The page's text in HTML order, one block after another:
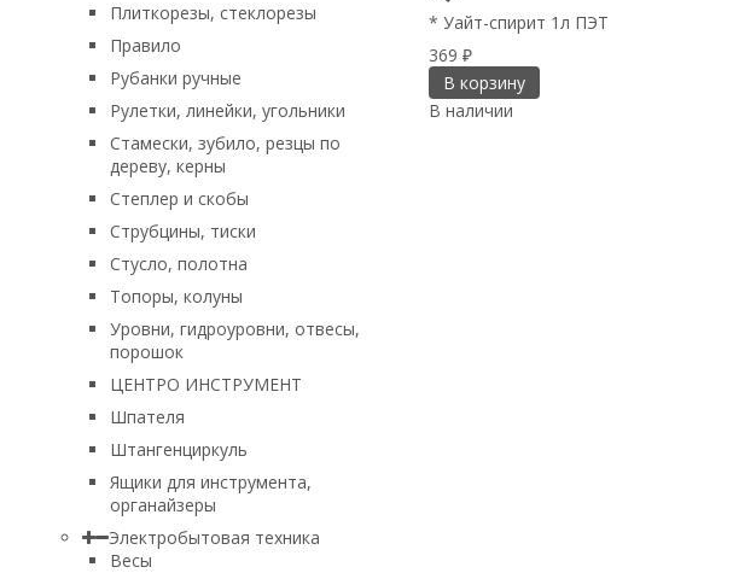
* Уайт-спирит 1л ПЭТ
369 ₽
В корзину
В наличии
Плиткорезы, стеклорезы
Правило
Рубанки ручные
Рулетки, линейки, угольники
Стамески, зубило, резцы по
дереву, керны
Степлер и скобы
Струбцины, тиски
Стусло, полотна
Топоры, колуны
Уровни, гидроуровни, отвесы,
порошок
ЦЕНТРО ИНСТРУМЕНТ
Шпателя
Штангенциркуль
Ящики для инструмента,
органайзеры
Электробытовая техника
Весы